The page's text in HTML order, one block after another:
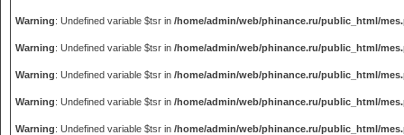
Warning: Undefined variable $tsr in /home/admin/web/phinance.ru/public_html/
Warning: Undefined variable $tsr in /home/admin/web/phinance.ru/public_html/
Warning: Undefined variable $tsr in /home/admin/web/phinance.ru/public_html/
Warning: Undefined variable $tsr in /home/admin/web/phinance.ru/public_html/
Warning: Undefined variable $tsr in /home/admin/web/phinance.ru/public_html/